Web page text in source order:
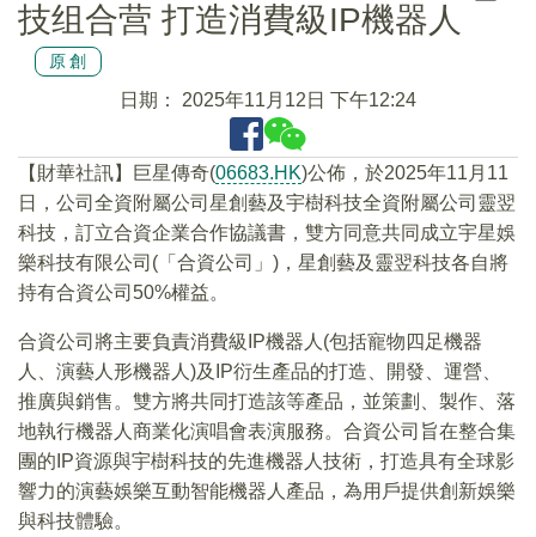
技组合营 打造消費級IP機器人
原創
日期： 2025年11月12日 下午12:24
【財華社訊】巨星傳奇(06683.HK)公佈，於2025年11月11
日，公司全資附屬公司星創藝及宇樹科技全資附屬公司靈翌
科技，訂立合資企業合作協議書，雙方同意共同成立宇星娛
樂科技有限公司(「合資公司」)，星創藝及靈翌科技各自將
持有合資公司50%權益。
合資公司將主要負責消費級IP機器人(包括寵物四足機器
人、演藝人形機器人)及IP衍生產品的打造、開發、運營、
推廣與銷售。雙方將共同打造該等產品，並策劃、製作、落
地執行機器人商業化演唱會表演服務。合資公司旨在整合集
團的IP資源與宇樹科技的先進機器人技術，打造具有全球影
響力的演藝娛樂互動智能機器人產品，為用戶提供創新娛樂
與科技體驗。